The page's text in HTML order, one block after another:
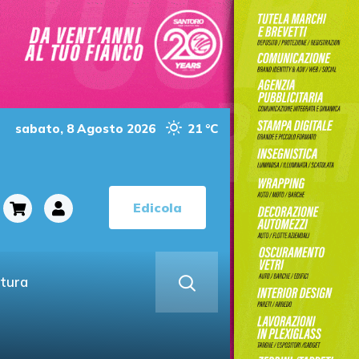
sabato, 8 Agosto 2026 21 °C
Edicola